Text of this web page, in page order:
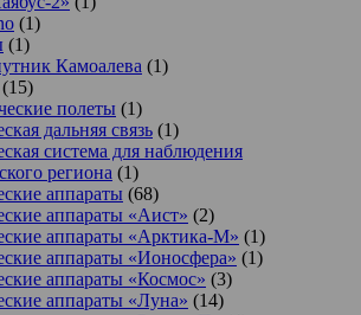
(1)
(1)
Камоалева (1)
(15)
полеты (1)
дальняя связь (1)
система для наблюдения
региона (1)
аппараты (68)
аппараты «Аист» (2)
аппараты «Арктика-М» (1)
аппараты «Ионосфера» (1)
аппараты «Космос» (3)
аппараты «Луна» (14)